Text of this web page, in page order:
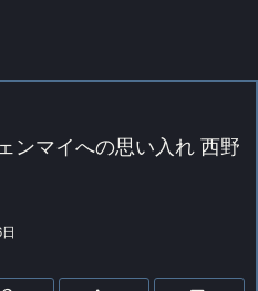
ンマイへの思い入れ 西野